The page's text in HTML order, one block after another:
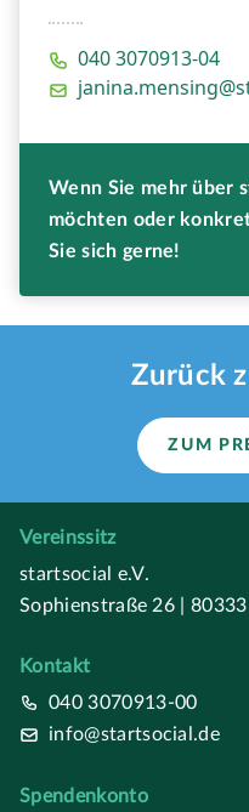
040 3070913-04
Wenn Sie mehr über
möchten oder
Sie sich gerne!
Zurück
ZUM
Vereinssitz
startsocial e.V.
Sophienstraße 26 |
Kontakt
040 3070913-00
info@startsocial.de
Spendenkonto